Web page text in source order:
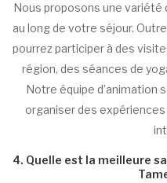
Nous proposons une
au long de votre séjour.
pourrez participer à des
région, des séances de
Notre équipe d’animation
organiser des
4. Quelle est la meilleure